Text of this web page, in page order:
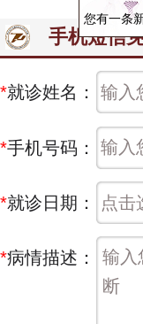
手机短信
*就诊姓名：
*手机号码：
*就诊日期：
*病情描述：
您有一条